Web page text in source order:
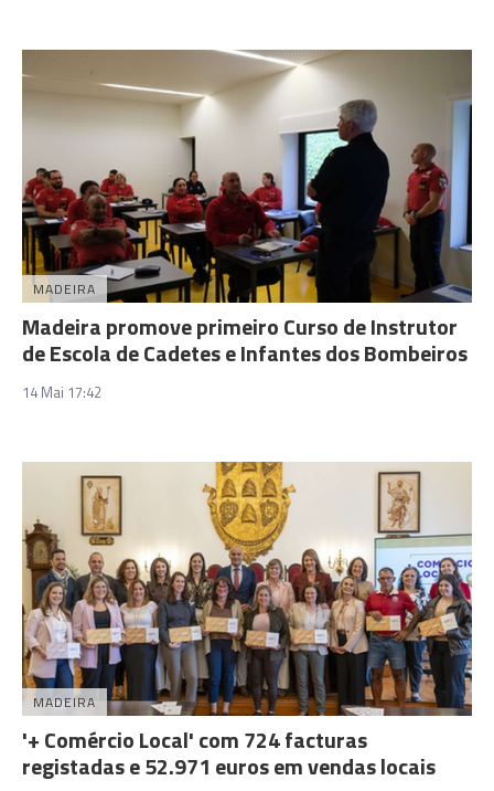
MADEIRA
Madeira promove primeiro Curso de Instrutor
de Escola de Cadetes e Infantes dos Bombeiros
14 Mai 17:42
MADEIRA
'+ Comércio Local' com 724 facturas
registadas e 52.971 euros em vendas locais